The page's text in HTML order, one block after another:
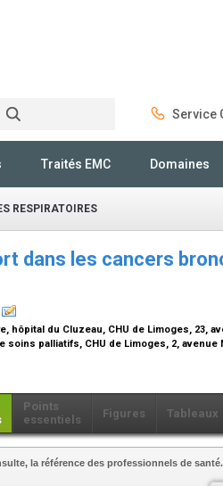
Service
Traités EMC Domaines
RESPIRATOIRES
dans les cancers
hôpital du Cluzeau, CHU de Limoges, 23,
soins palliatifs, CHU de Limoges, 2,
Points
essentiels
Figures Tableaux
la référence des professionnels de santé.